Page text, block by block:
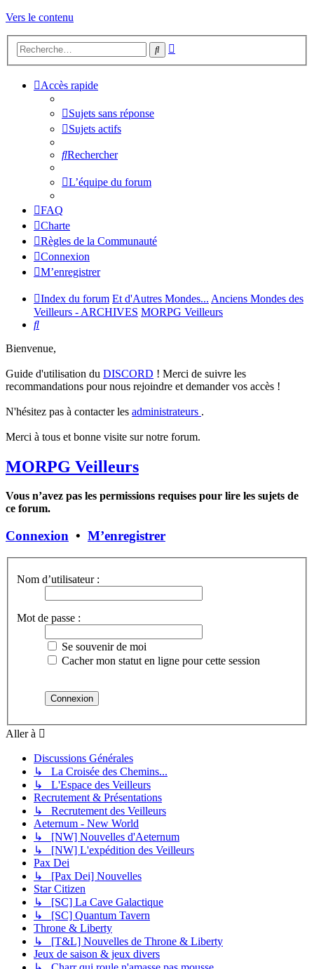
Vers le contenu
Rechercher
Accès rapide
Sujets sans réponse
Sujets actifs
Rechercher
L’équipe du forum
FAQ
Charte
Règles de la Communauté
Connexion
M’enregistrer
Index du forum Et d'Autres Mondes... Anciens Mondes des
Veilleurs - ARCHIVES MORPG Veilleurs
Rechercher
Bienvenue,
Guide d'utilisation du DISCORD ! Merci de suivre les
recommandations pour nous rejoindre et demander vos accès !
N'hésitez pas à contacter les administrateurs .
Merci à tous et bonne visite sur notre forum.
MORPG Veilleurs
Vous n’avez pas les permissions requises pour lire les sujets de
ce forum.
Connexion • M’enregistrer
Nom d’utilisateur :
Mot de passe :
Se souvenir de moi
Cacher mon statut en ligne pour cette session
Aller à
Discussions Générales
↳ La Croisée des Chemins...
↳ L'Espace des Veilleurs
Recrutement & Présentations
↳ Recrutement des Veilleurs
Aeternum - New World
↳ [NW] Nouvelles d'Aeternum
↳ [NW] L'expédition des Veilleurs
Pax Dei
↳ [Pax Dei] Nouvelles
Star Citizen
↳ [SC] La Cave Galactique
↳ [SC] Quantum Tavern
Throne & Liberty
↳ [T&L] Nouvelles de Throne & Liberty
Jeux de saison & jeux divers